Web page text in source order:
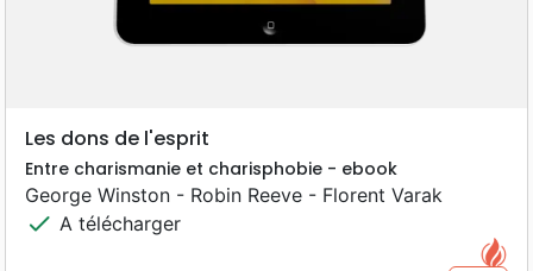
Les dons de l'esprit
Entre charismanie et charisphobie - ebook
George Winston - Robin Reeve - Florent Varak
check A télécharger